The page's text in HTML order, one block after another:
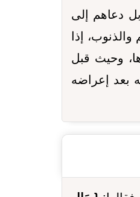
دعاهم إلى
إذا
وحيث قبل
بعد إعراضه